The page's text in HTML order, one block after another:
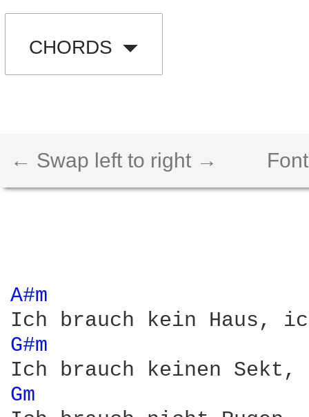
CHORDS
← Swap left to right →
A#m
G#m
Gm